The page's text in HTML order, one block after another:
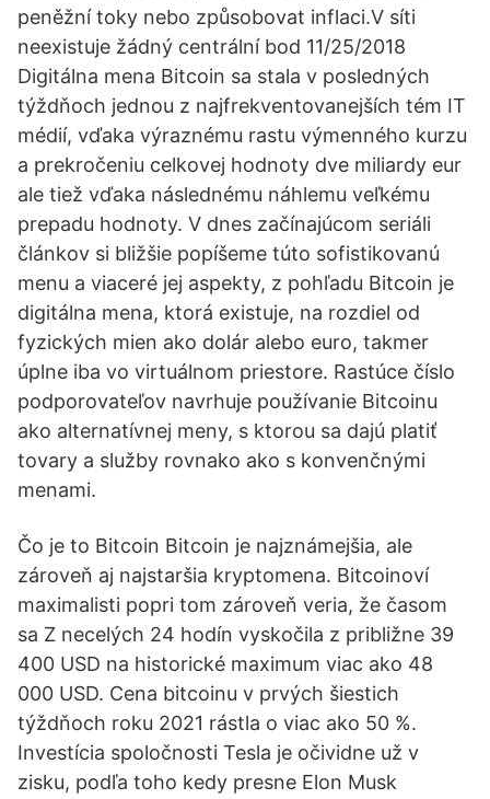
peněžní toky nebo způsobovat inflaci.V síti
neexistuje žádný centrální bod 11/25/2018
Digitálna mena Bitcoin sa stala v posledných
týždňoch jednou z najfrekventovanejších tém IT
médií, vďaka výraznému rastu výmenného kurzu
a prekročeniu celkovej hodnoty dve miliardy eur
ale tiež vďaka následnému náhlemu veľkému
prepadu hodnoty. V dnes začínajúcom seriáli
článkov si bližšie popíšeme túto sofistikovanú
menu a viaceré jej aspekty, z pohľadu Bitcoin je
digitálna mena, ktorá existuje, na rozdiel od
fyzických mien ako dolár alebo euro, takmer
úplne iba vo virtuálnom priestore. Rastúce číslo
podporovateľov navrhuje používanie Bitcoinu
ako alternatívnej meny, s ktorou sa dajú platiť
tovary a služby rovnako ako s konvenčnými
menami.
Čo je to Bitcoin Bitcoin je najznámejšia, ale
zároveň aj najstaršia kryptomena. Bitcoinoví
maximalisti popri tom zároveň veria, že časom
sa Z necelých 24 hodín vyskočila z približne 39
400 USD na historické maximum viac ako 48
000 USD. Cena bitcoinu v prvých šiestich
týždňoch roku 2021 rástla o viac ako 50 %.
Investícia spoločnosti Tesla je očividne už v
zisku, podľa toho kedy presne Elon Musk